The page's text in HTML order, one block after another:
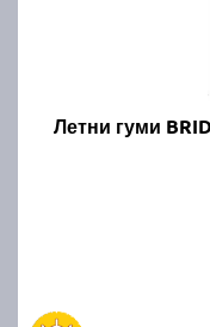
Летни гуми